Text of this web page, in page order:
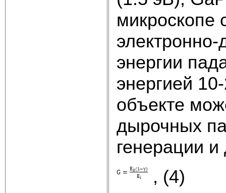
микроскопе
энергии
энергией
объекте
дырочных
генерации
, (4)